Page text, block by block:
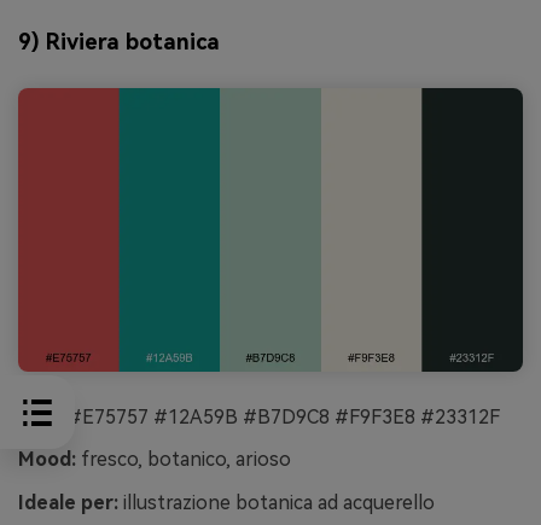
9) Riviera botanica
HEX:
#E75757 #12A59B #B7D9C8 #F9F3E8 #23312F
Mood: fresco, botanico, arioso
Ideale per: illustrazione botanica ad acquerello